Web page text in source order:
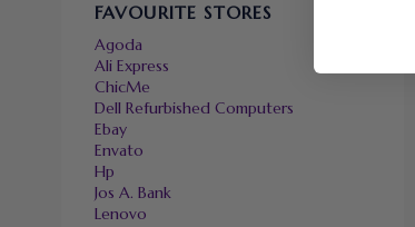
FAVOURITE STORES
Agoda
Ali Express
ChicMe
Dell Refurbished Computers
Ebay
Envato
Hp
Jos A. Bank
Lenovo